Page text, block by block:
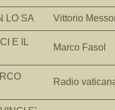
LO SA Vittorio
E IL
Marco Fasol
Radio